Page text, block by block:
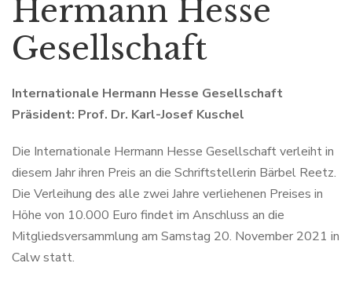
Hermann Hesse
Gesellschaft
Internationale Hermann Hesse Gesellschaft
Präsident: Prof. Dr. Karl-Josef Kuschel
Die Internationale Hermann Hesse Gesellschaft verleiht in
diesem Jahr ihren Preis an die Schriftstellerin Bärbel Reetz.
Die Verleihung des alle zwei Jahre verliehenen Preises in
Höhe von 10.000 Euro findet im Anschluss an die
Mitgliedsversammlung am Samstag 20. November 2021 in
Calw statt.